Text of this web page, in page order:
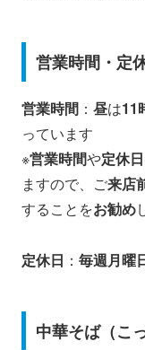
営業時間・定
営業時間 ： 昼は11
っています
※営業時間や定休日
ますので、ご来店
することをお勧め
定休日 ： 毎週月曜
中華そば（こ